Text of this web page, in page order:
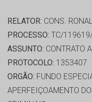
RELATOR: CONS.
PROCESSO: TC/
ASSUNTO: CONTRATO
PROTOCOLO: 1353407
ORGÃO: FUNDO
APERFEIÇOAMENTO